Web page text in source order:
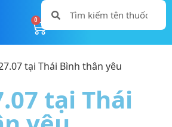
0 0
tại Thái Bình thân yêu
tại Thái